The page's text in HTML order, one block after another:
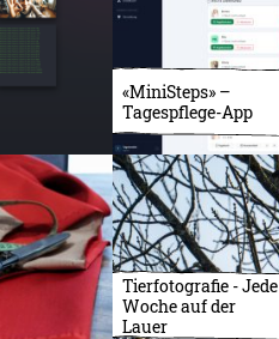
«MiniSteps» –
Tagespflege-App
Tierfotografie - Jede
Woche auf der
Lauer